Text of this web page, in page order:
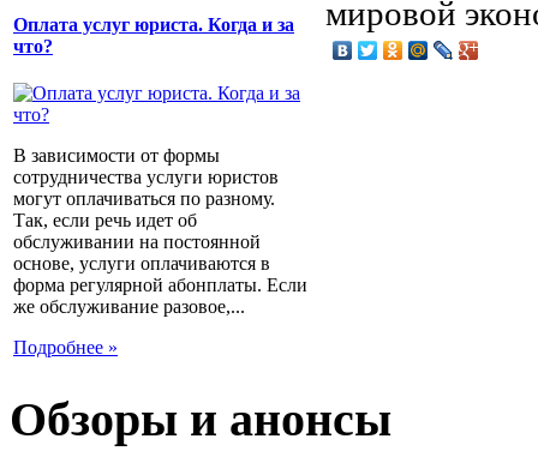
Оплата услуг юриста. Когда и за
что?
В зависимости от формы
сотрудничества услуги юристов
могут оплачиваться по разному.
Так, если речь идет об
обслуживании на постоянной
основе, услуги оплачиваются в
форма регулярной абонплаты. Если
же обслуживание разовое,...
Подробнее »
мировой
Обзоры и анонсы